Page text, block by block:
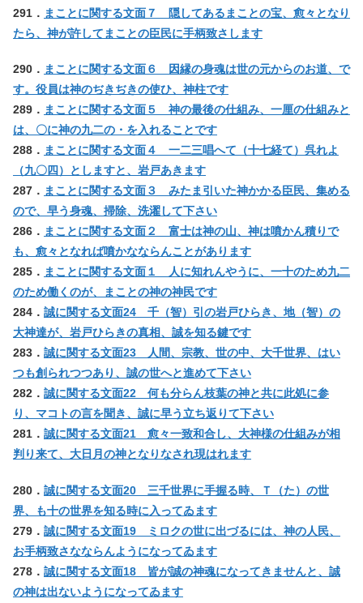
291． まことに関する文面７ 隠してあるまことの宝、愈々となり
たら、神が許してまことの臣民に手柄致さします
290． まことに関する文面６ 因縁の身魂は世の元からのお道、で
す。役員は神のぢきぢきの使ひ、神柱です
289． まことに関する文面５ 神の最後の仕組み、一厘の仕組みと
は、〇に神の九二の・を入れることです
288． まことに関する文面４ 一二三唱へて（十七経て）呉れよ
（九〇四）としますと、岩戸あきます
287． まことに関する文面３ みたま引いた神かかる臣民、集める
ので、早う身魂、掃除、洗濯して下さい
286． まことに関する文面２ 富士は神の山、神は噴かん積りで
も、愈々となれば噴かなならんことがあります
285． まことに関する文面１ 人に知れんやうに、一十のため九二
のため働くのが、まことの神の神民です
284． 誠に関する文面24 千（智）引の岩戸ひらき、地（智）の
大神達が、岩戸ひらきの真相、誠を知る鍵です
283． 誠に関する文面23 人間、宗教、世の中、大千世界、はい
つも創られつつあり、誠の世へと進めて下さい
282． 誠に関する文面22 何も分らん枝葉の神と共に此処に参
り、マコトの言を聞き、誠に早う立ち返りて下さい
281． 誠に関する文面21 愈々一致和合し、大神様の仕組みが相
判り来て、大日月の神となりなされ現はれます
280． 誠に関する文面20 三千世界に手握る時、Ｔ（た）の世
界、も十の世界を知る時に入ってゐます
279． 誠に関する文面19 ミロクの世に出づるには、神の人民、
お手柄致さなならんようになってゐます
278． 誠に関する文面18 皆が誠の神魂になってきませんと、誠
の神は出ないようになってゐます